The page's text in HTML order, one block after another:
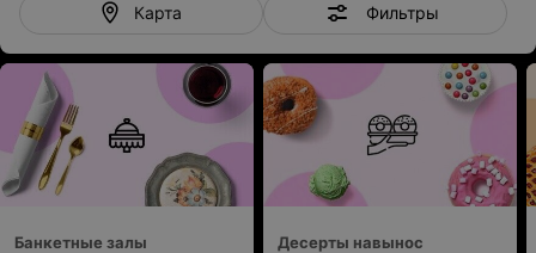
Карта Фильтры
Банкетные залы Десерты навынос